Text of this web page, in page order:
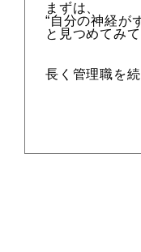
まずは、
“自分の神経が
と見つめてみて
長く管理職を